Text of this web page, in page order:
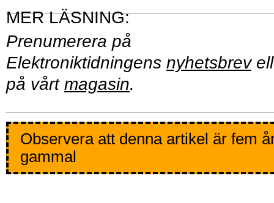
Prenumerera på
Elektroniktidningens nyhetsbrev
på vårt magasin.
Observera att denna artikel är fem
gammal